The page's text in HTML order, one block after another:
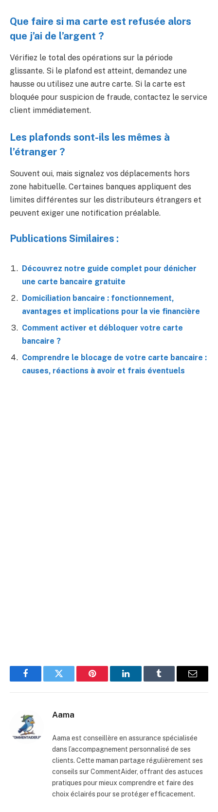
Que faire si ma carte est refusée alors
que j’ai de l’argent ?
Vérifiez le total des opérations sur la période
glissante. Si le plafond est atteint, demandez une
hausse ou utilisez une autre carte. Si la carte est
bloquée pour suspicion de fraude, contactez le service
client immédiatement.
Les plafonds sont-ils les mêmes à
l’étranger ?
Souvent oui, mais signalez vos déplacements hors
zone habituelle. Certaines banques appliquent des
limites différentes sur les distributeurs étrangers et
peuvent exiger une notification préalable.
Publications Similaires :
Découvrez notre guide complet pour dénicher
une carte bancaire gratuite
Domiciliation bancaire : fonctionnement,
avantages et implications pour la vie financière
Comment activer et débloquer votre carte
bancaire ?
Comprendre le blocage de votre carte bancaire :
causes, réactions à avoir et frais éventuels
FacebookTwitter Pinterest LinkedInTumblr
E-
Aama
Aama est conseillère en assurance spécialisée
dans l’accompagnement personnalisé de ses
clients. Cette maman partage régulièrement ses
conseils sur CommentAider, offrant des astuces
pratiques pour mieux comprendre et faire des
choix éclairés pour se protéger efficacement.